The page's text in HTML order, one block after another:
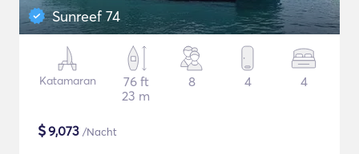
Sunreef 74
Katamaran
76 ft
23 m
8 4 4
$9,073 /Nacht